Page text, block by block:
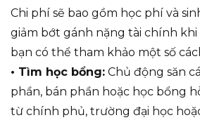
Chi phí sẽ bao gồm học phí và
giảm bớt gánh nặng tài chính khi
bạn có thể tham khảo một số
• Tìm học bổng: Chủ động săn
phần, bán phần hoặc học bổng
từ chính phủ, trường đại học